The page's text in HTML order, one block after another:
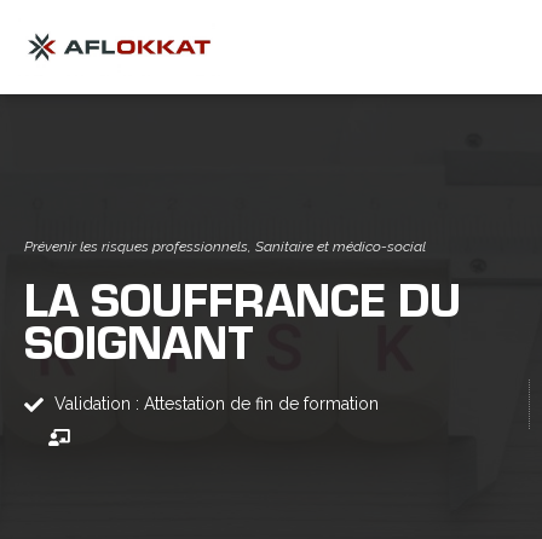
Prévenir les risques professionnels, Sanitaire et médico-social
LA SOUFFRANCE DU
SOIGNANT
Validation : Attestation de fin de formation